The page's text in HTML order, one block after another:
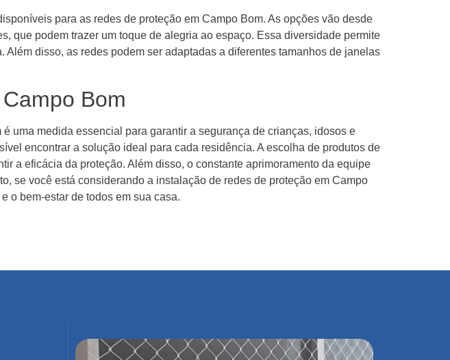
para as redes de proteção em Campo Bom. As opções vão desde
que podem trazer um toque de alegria ao espaço. Essa diversidade permite
disso, as redes podem ser adaptadas a diferentes tamanhos de janelas
Bom
uma medida essencial para garantir a segurança de crianças, idosos e
encontrar a solução ideal para cada residência. A escolha de produtos de
a eficácia da proteção. Além disso, o constante aprimoramento da equipe
se você está considerando a instalação de redes de proteção em Campo
o bem-estar de todos em sua casa.